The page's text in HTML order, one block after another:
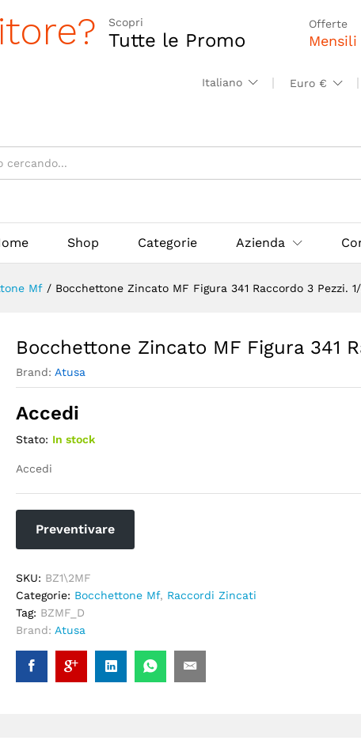
Scopri
Tutte le Promo
Offerte
Italiano Euro €
Shop Categorie Azienda
Mf / Bocchettone Zincato MF Figura 341 Raccordo 3 Pezzi. 1/
Bocchettone Zincato MF Figura 341
Brand: Atusa
Accedi
Stato: In stock
Accedi
Preventivare
SKU: BZ1\2MF
Categorie: Bocchettone Mf, Raccordi Zincati
Tag: BZMF_D
Brand: Atusa